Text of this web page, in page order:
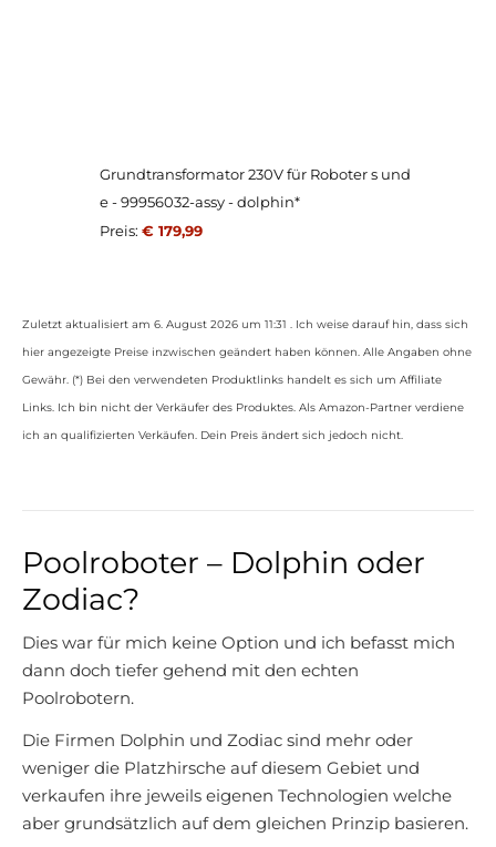
Grundtransformator 230V für Roboter s und
e - 99956032-assy - dolphin*
Preis: € 179,99
Zuletzt aktualisiert am 6. August 2026 um 11:31 . Ich weise darauf hin, dass sich
hier angezeigte Preise inzwischen geändert haben können. Alle Angaben ohne
Gewähr. (*) Bei den verwendeten Produktlinks handelt es sich um Affiliate
Links. Ich bin nicht der Verkäufer des Produktes. Als Amazon-Partner verdiene
ich an qualifizierten Verkäufen. Dein Preis ändert sich jedoch nicht.
Poolroboter – Dolphin oder
Zodiac?
Dies war für mich keine Option und ich befasst mich
dann doch tiefer gehend mit den echten
Poolrobotern.
Die Firmen Dolphin und Zodiac sind mehr oder
weniger die Platzhirsche auf diesem Gebiet und
verkaufen ihre jeweils eigenen Technologien welche
aber grundsätzlich auf dem gleichen Prinzip basieren.